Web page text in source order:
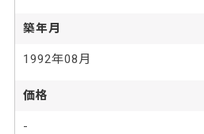
築年月
1992年08月
価格
-